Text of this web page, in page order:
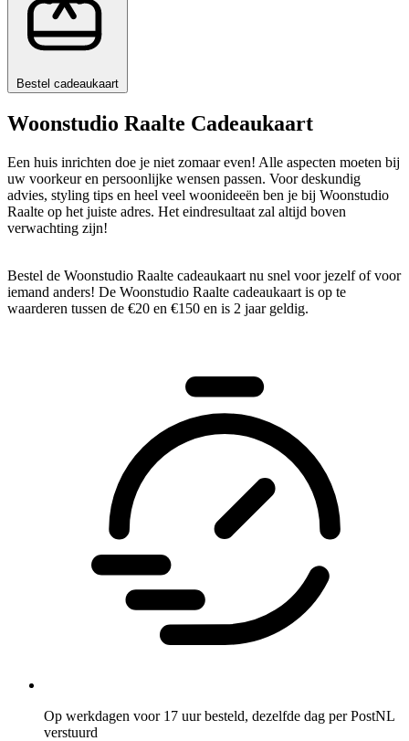
Bestel cadeaukaart
Woonstudio Raalte Cadeaukaart
Een huis inrichten doe je niet zomaar even! Alle aspecten moeten bij
uw voorkeur en persoonlijke wensen passen. Voor deskundig
advies, styling tips en heel veel woonideeën ben je bij Woonstudio
Raalte op het juiste adres. Het eindresultaat zal altijd boven
verwachting zijn!
Bestel de Woonstudio Raalte cadeaukaart nu snel voor jezelf of voor
iemand anders! De Woonstudio Raalte cadeaukaart is op te
waarderen tussen de €20 en €150 en is 2 jaar geldig.
Op werkdagen voor 17 uur besteld, dezelfde dag per PostNL
verstuurd